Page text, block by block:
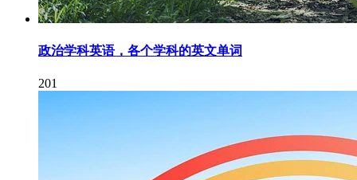
政治学科英语，各个学科的英文单词
201